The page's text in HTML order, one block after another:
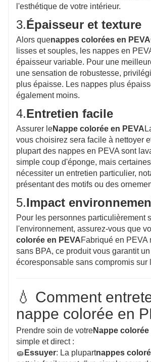
l'esthétique de votre intérieur.
3.Épaisseur et texture
Alors quenappes colorées en PEVA
lisses et souples, les nappes en
épaisseur variable. Pour une
une sensation de robustesse,
plus épaisse. Les nappes plus
également moins.
4.Entretien facile
Assurer leNappe colorée en PEVA
vous choisirez sera facile à nettoyer
plupart des nappes en PEVA sont
simple coup d'éponge, mais
nécessiter un entretien particulier,
présentant des motifs ou des
5.Impact
Pour les personnes particulièrement
l'environnement, assurez-vous que
colorée en PEVAFabriqué en PEVA
sans BPA, ce produit vous garantit
écoresponsable sans compromis sur
💧 Comment
nappe colorée en
Prendre soin de votreNappe colorée
simple et direct :
🧽 Essuyer: La plupartnappes